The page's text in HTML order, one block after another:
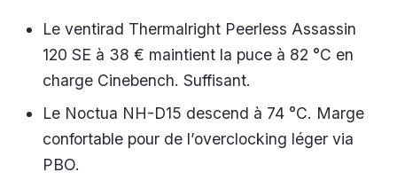
Le ventirad Thermalright Peerless Assassin
120 SE à 38 € maintient la puce à 82 °C en
charge Cinebench. Suffisant.
Le Noctua NH-D15 descend à 74 °C. Marge
confortable pour de l’overclocking léger via
PBO.